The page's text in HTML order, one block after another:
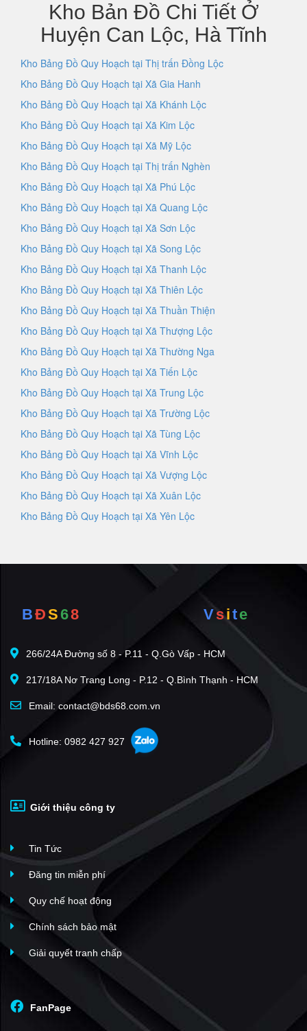
Kho Bản Đồ Chi Tiết Ở
Huyện Can Lộc, Hà Tĩnh
Kho Bảng Đồ Quy Hoạch tại Thị trấn Đồng Lộc
Kho Bảng Đồ Quy Hoạch tại Xã Gia Hanh
Kho Bảng Đồ Quy Hoạch tại Xã Khánh Lộc
Kho Bảng Đồ Quy Hoạch tại Xã Kim Lộc
Kho Bảng Đồ Quy Hoạch tại Xã Mỹ Lộc
Kho Bảng Đồ Quy Hoạch tại Thị trấn Nghèn
Kho Bảng Đồ Quy Hoạch tại Xã Phú Lộc
Kho Bảng Đồ Quy Hoạch tại Xã Quang Lộc
Kho Bảng Đồ Quy Hoạch tại Xã Sơn Lộc
Kho Bảng Đồ Quy Hoạch tại Xã Song Lộc
Kho Bảng Đồ Quy Hoạch tại Xã Thanh Lộc
Kho Bảng Đồ Quy Hoạch tại Xã Thiên Lộc
Kho Bảng Đồ Quy Hoạch tại Xã Thuần Thiện
Kho Bảng Đồ Quy Hoạch tại Xã Thượng Lộc
Kho Bảng Đồ Quy Hoạch tại Xã Thường Nga
Kho Bảng Đồ Quy Hoạch tại Xã Tiến Lộc
Kho Bảng Đồ Quy Hoạch tại Xã Trung Lộc
Kho Bảng Đồ Quy Hoạch tại Xã Trường Lộc
Kho Bảng Đồ Quy Hoạch tại Xã Tùng Lộc
Kho Bảng Đồ Quy Hoạch tại Xã Vĩnh Lộc
Kho Bảng Đồ Quy Hoạch tại Xã Vượng Lộc
Kho Bảng Đồ Quy Hoạch tại Xã Xuân Lộc
Kho Bảng Đồ Quy Hoạch tại Xã Yên Lộc
BĐS68 Vsite
266/24A Đường số 8 - P.11 - Q.Gò Vấp - HCM
217/18A Nơ Trang Long - P.12 - Q.Bình Thạnh - HCM
Email: contact@bds68.com.vn
Hotline: 0982 427 927
Giới thiệu công ty
Tin Tức
Đăng tin miễn phí
Quy chế hoạt động
Chính sách bảo mật
Giải quyết tranh chấp
FanPage